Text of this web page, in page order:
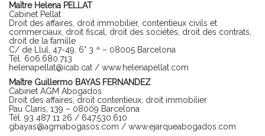
Maître Helena PELLAT
Cabinet Pellat
Droit des affaires, droit immobilier, contentieux civils et
commerciaux, droit fiscal, droit des sociétés, droit des contrats,
droit de la famille
C/ de Llul, 47-49, 6° 3 ª – 08005 Barcelona
Tél. 606.680.713
helenapellat@icab.cat / www.helenapellat.com
Maître Guillermo BAYAS FERNANDEZ
Cabinet AGM Abogados
Droit des affaires, droit contentieux, droit immobilier
Pau Claris, 139 – 08009 Barcelona
Tél. 93 487 11 26 / 647.530.610
gbayas@agmabogasos.com / www.ejarqueabogados.com